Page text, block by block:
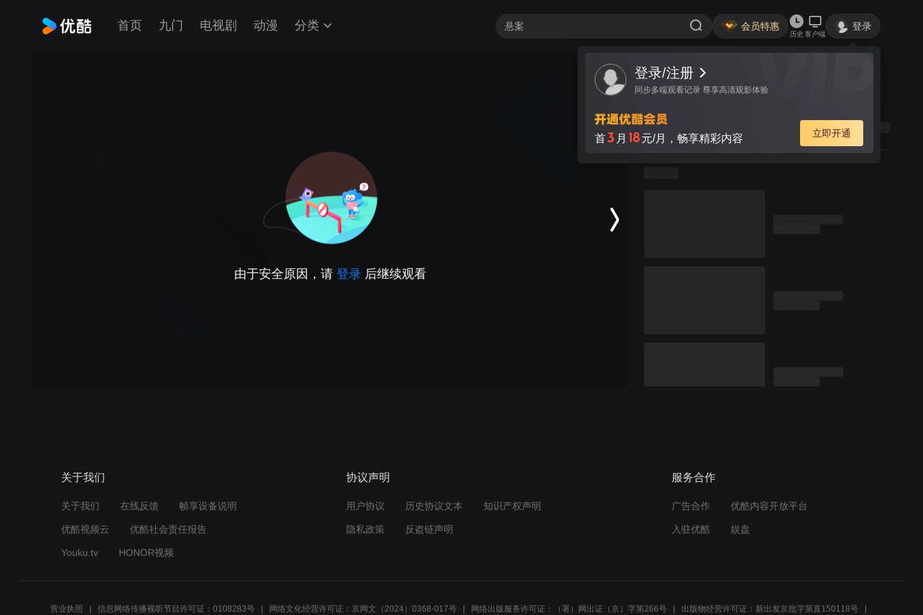
首页 九门 电视剧 动漫 分类 会员特惠
历史 客户端
登录
登录/注册
同步多端观看记录 尊享高清观影体验
首3 月 18元/月，畅享精彩内容 立即开通
由于安全原因，请 登录 后继续观看
关于我们
关于我们 在线反馈 帧享设备说明
优酷视频云 优酷社会责任报告
Youku.tv HONOR视频
协议声明
用户协议 历史协议文本 知识产权声明
隐私政策 反盗链声明
服务合作
广告合作 优酷内容开放平台
入驻优酷 娱盘
营业执照 信息网络传播视听节目许可证：0108283号 网络文化经营许可证：京网文（2024）0368-017号 网络出版服务许可证：（署）网出证（京）字第266号 出版物经营许可证：新出发京批字第直150118号